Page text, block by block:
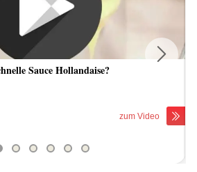
Sauce Hollandaise?
zum Video